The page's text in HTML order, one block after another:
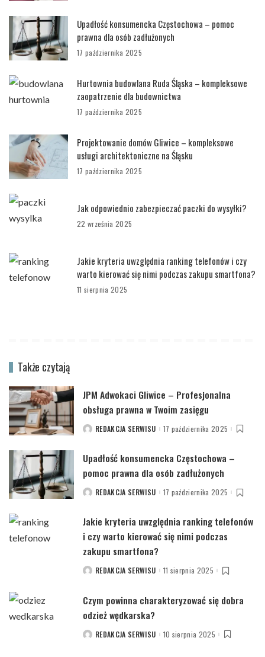
Upadłość konsumencka Częstochowa – pomoc
prawna dla osób zadłużonych
17 października 2025
Hurtownia budowlana Ruda Śląska – kompleksowe
zaopatrzenie dla budownictwa
17 października 2025
Projektowanie domów Gliwice – kompleksowe
usługi architektoniczne na Śląsku
17 października 2025
Jak odpowiednio zabezpieczać paczki do wysyłki?
22 września 2025
Jakie kryteria uwzględnia ranking telefonów i czy
warto kierować się nimi podczas zakupu smartfona?
11 sierpnia 2025
Także czytają
JPM Adwokaci Gliwice – Profesjonalna
obsługa prawna w Twoim zasięgu
POSTEDREDAKCJA SERWISU 17 października 2025
Upadłość konsumencka Częstochowa –
pomoc prawna dla osób zadłużonych
POSTEDREDAKCJA SERWISU 17 października 2025
Jakie kryteria uwzględnia ranking telefonów
i czy warto kierować się nimi podczas
zakupu smartfona?
POSTEDREDAKCJA SERWISU 11 sierpnia 2025
Czym powinna charakteryzować się dobra
odzież wędkarska?
POSTEDREDAKCJA SERWISU 10 sierpnia 2025